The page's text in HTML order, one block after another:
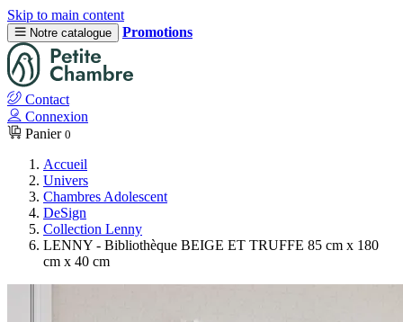
Skip to main content
Notre catalogue Promotions
Contact
Connexion
Panier 0
Accueil
Univers
Chambres Adolescent
DeSign
Collection Lenny
LENNY - Bibliothèque BEIGE ET TRUFFE 85 cm x 180
cm x 40 cm